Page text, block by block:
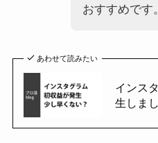
おすすめです。
あわせて読みたい
インス
生しま